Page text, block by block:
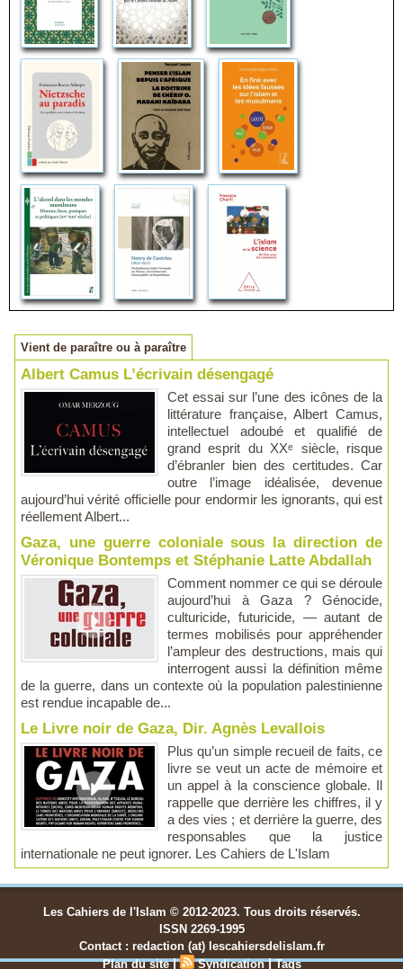
Vient de paraître ou à paraître
Albert Camus L’écrivain désengagé
Cet essai sur l’une des icônes de la
littérature française, Albert Camus,
intellectuel adoubé et qualifié de
grand esprit du XXᵉ siècle, risque
d’ébranler bien des certitudes. Car
outre l’image idéalisée, devenue
aujourd’hui vérité officielle pour endormir les ignorants, qui est
réellement Albert...
Gaza, une guerre coloniale sous la direction de
Véronique Bontemps et Stéphanie Latte Abdallah
Comment nommer ce qui se déroule
aujourd’hui à Gaza ? Génocide,
culturicide, futuricide, — autant de
termes mobilisés pour appréhender
l’ampleur des destructions, mais qui
interrogent aussi la définition même
de la guerre, dans un contexte où la population palestinienne
est rendue incapable de...
Le Livre noir de Gaza, Dir. Agnès Levallois
Plus qu’un simple recueil de faits, ce
livre se veut un acte de mémoire et
un appel à la conscience globale. Il
rappelle que derrière les chiffres, il y
a des vies ; et derrière la guerre, des
responsables que la justice
internationale ne peut ignorer. Les Cahiers de L'Islam
Les Cahiers de l'Islam © 2012-2023. Tous droits réservés.
ISSN 2269-1995
Contact : redaction (at) lescahiersdelislam.fr
Plan du site | Syndication |Tags